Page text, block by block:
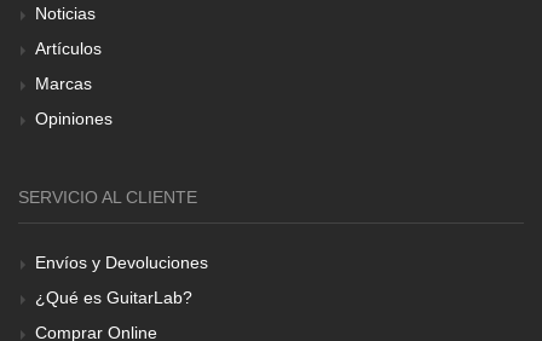
Noticias
Artículos
Marcas
Opiniones
SERVICIO AL CLIENTE
Envíos y Devoluciones
¿Qué es GuitarLab?
Comprar Online